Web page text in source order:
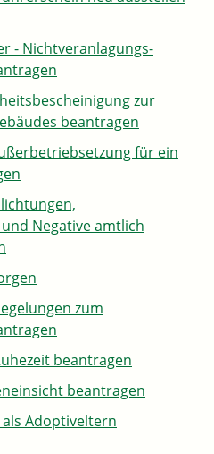
- Nichtveranlagungs-
zur
beantragen
für ein
Negative amtlich
zum
beantragen
beantragen
Adoptiveltern